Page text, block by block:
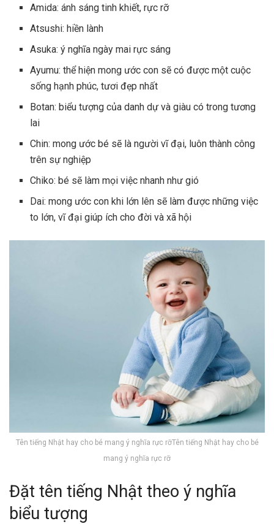
Amida: ánh sáng tinh khiết, rực rỡ
Atsushi: hiền lành
Asuka: ý nghĩa ngày mai rực sáng
Ayumu: thể hiện mong ước con sẽ có được một cuộc
sống hạnh phúc, tươi đẹp nhất
Botan: biểu tượng của danh dự và giàu có trong tương
lai
Chin: mong ước bé sẽ là người vĩ đại, luôn thành công
trên sự nghiệp
Chiko: bé sẽ làm mọi việc nhanh như gió
Dai: mong ước con khi lớn lên sẽ làm được những việc
to lớn, vĩ đại giúp ích cho đời và xã hội
Tên tiếng Nhật hay cho bé mang ý nghĩa rực rỡTên tiếng Nhật hay cho bé
mang ý nghĩa rực rỡ
Đặt tên tiếng Nhật theo ý nghĩa
biểu tượng